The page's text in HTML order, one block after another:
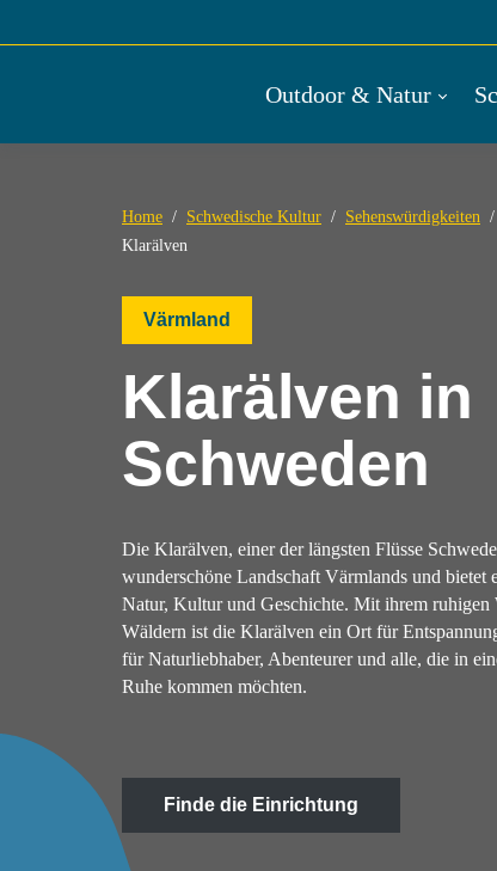
Outdoor & Natur
Home Schwedische Kultur Sehenswürdigkeiten
Klarälven
Värmland
Klarälven in
Schweden
Die Klarälven, einer der längsten Flüsse
wunderschöne Landschaft Värmlands und bietet
Natur, Kultur und Geschichte. Mit ihrem ruhigen
Wäldern ist die Klarälven ein Ort für
für Naturliebhaber, Abenteurer und alle, die in
Ruhe kommen möchten.
Finde die Einrichtung